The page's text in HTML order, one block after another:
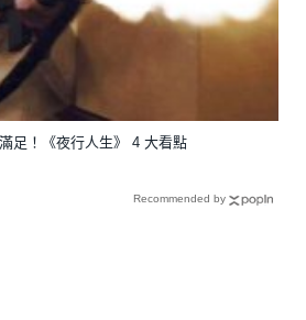
足！《夜行人生》 4 大看點
Recommended by